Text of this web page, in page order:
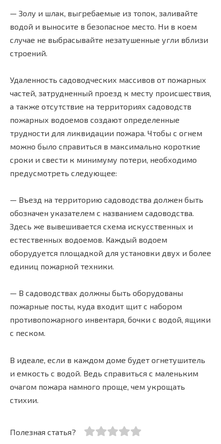
— Золу и шлак, выгребаемые из топок, заливайте
водой и выносите в безопасное место. Ни в коем
случае не выбрасывайте незатушенные угли вблизи
строений.
Удаленность садоводческих массивов от пожарных
частей, затрудненный проезд к месту происшествия,
а также отсутствие на территориях садоводств
пожарных водоемов создают определенные
трудности для ликвидации пожара. Чтобы с огнем
можно было справиться в максимально короткие
сроки и свести к минимуму потери, необходимо
предусмотреть следующее:
— Въезд на территорию садоводства должен быть
обозначен указателем с названием садоводства.
Здесь же вывешивается схема искусственных и
естественных водоемов. Каждый водоем
оборудуется площадкой для установки двух и более
единиц пожарной техники.
— В садоводствах должны быть оборудованы
пожарные посты, куда входит щит с набором
противопожарного инвентаря, бочки с водой, ящики
с песком.
В идеале, если в каждом доме будет огнетушитель
и емкость с водой. Ведь справиться с маленьким
очагом пожара намного проще, чем укрощать
стихии.
Полезная статья?